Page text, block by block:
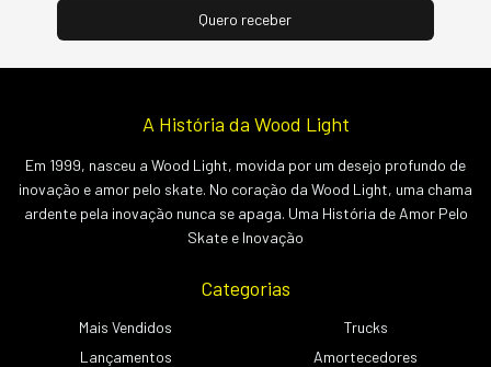
A História da Wood Light
Em 1999, nasceu a Wood Light, movida por um desejo profundo de
inovação e amor pelo skate. No coração da Wood Light, uma chama
ardente pela inovação nunca se apaga. Uma História de Amor Pelo
Skate e Inovação
Categorias
Mais Vendidos
Lançamentos
Trucks
Amortecedores